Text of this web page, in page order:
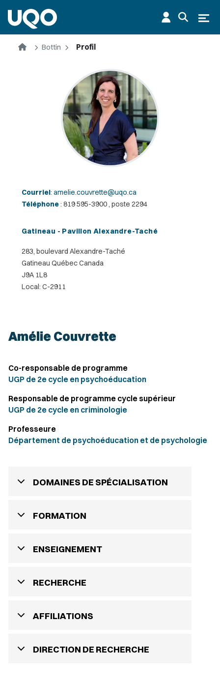
AccueilBottin Profil
Courriel: amelie.couvrette@uqo.ca
Téléphone: 819 595-3900 , poste 2294
Gatineau - Pavillon Alexandre-Taché
283, boulevard Alexandre-Taché
Gatineau Québec Canada
J9A 1L8
Local: C-2911
Amélie Couvrette
Co-responsable de programme
UGP de 2e cycle en psychoéducation
Responsable de programme cycle supérieur
UGP de 2e cycle en criminologie
Professeure
Département de psychoéducation et de psychologie
DOMAINES DE SPÉCIALISATION
FORMATION
ENSEIGNEMENT
RECHERCHE
AFFILIATIONS
DIRECTION DE RECHERCHE